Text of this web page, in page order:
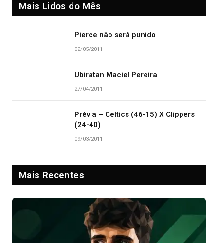
Mais Lidos do Mês
Pierce não será punido
02/05/2011
Ubiratan Maciel Pereira
27/04/2011
Prévia – Celtics (46-15) X Clippers
(24-40)
09/03/2011
Mais Recentes